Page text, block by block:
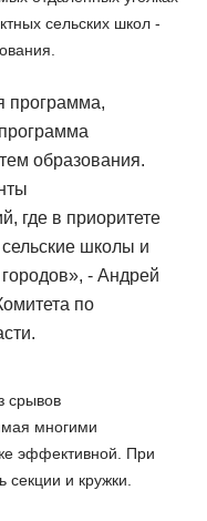
сельских школ -
программа,
образования.
где в приоритете
школы и
- Андрей
по
срывов
многими
эффективной. При
и кружки.